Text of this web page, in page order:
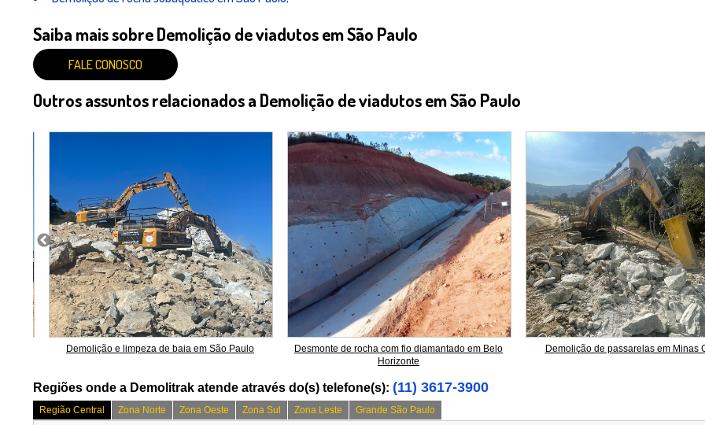
Saiba mais sobre Demolição de viadutos em São Paulo
FALE CONOSCO
Outros assuntos relacionados a Demolição de viadutos em São Paulo
Demolição e limpeza de baia em São Paulo
Desmonte de rocha com fio diamantado em Belo
Horizonte
Demolição de passarelas em Minas
Regiões onde a Demolitrak atende através do(s) telefone(s): (11) 3617-3900
Região Central Zona Norte Zona Oeste Zona Sul Zona Leste
Grande São Paulo